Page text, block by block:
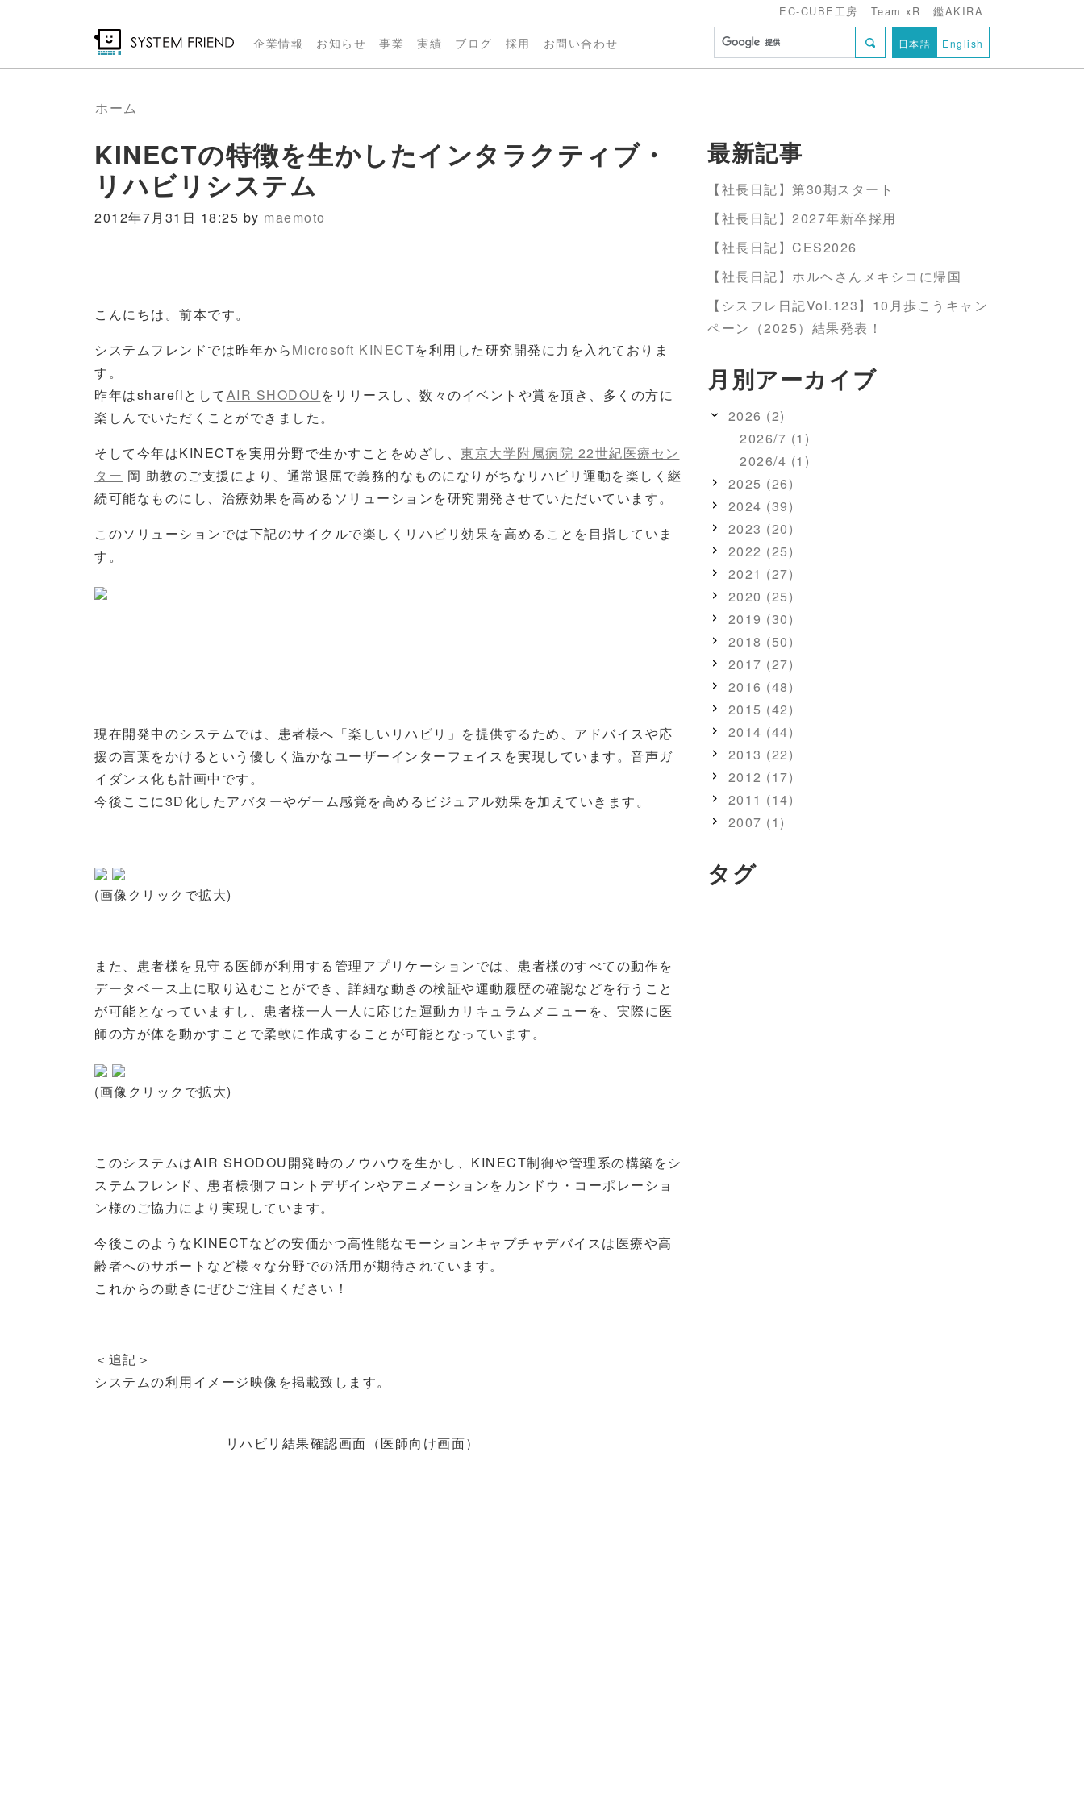
EC-CUBE工房 Team xR 鑑AKIRA
企業情報 お知らせ 事業 実績 ブログ 採用 お問い合わせ 日本語 English
ホーム
KINECTの特徴を生かしたインタラクティブ・
リハビリシステム
2012年7月31日 18:25 by maemoto
こんにちは。前本です。
システムフレンドでは昨年からMicrosoft KINECTを利用した研究開発に力を入れておりま
す。
昨年はshareflとしてAIR SHODOU をリリースし、数々のイベントや賞を頂き、多くの方に
楽しんでいただくことができました。
そして今年はKINECTを実用分野で生かすことをめざし、 東京大学附属病院 22世紀医療セン
ター 岡 助教のご支援により、通常退屈で義務的なものになりがちなリハビリ運動を楽しく継
続可能なものにし、治療効果を高めるソリューションを研究開発させていただいています。
このソリューションでは下記のサイクルで楽しくリハビリ効果を高めることを目指していま
す。
現在開発中のシステムでは、患者様へ「楽しいリハビリ」を提供するため、アドバイスや応
援の言葉をかけるという優しく温かなユーザーインターフェイスを実現しています。音声ガ
イダンス化も計画中です。
今後ここに3D化したアバターやゲーム感覚を高めるビジュアル効果を加えていきます。
(画像クリックで拡大)
また、患者様を見守る医師が利用する管理アプリケーションでは、患者様のすべての動作を
データベース上に取り込むことができ、詳細な動きの検証や運動履歴の確認などを行うこと
が可能となっていますし、患者様一人一人に応じた運動カリキュラムメニューを、実際に医
師の方が体を動かすことで柔軟に作成することが可能となっています。
(画像クリックで拡大)
このシステムはAIR SHODOU開発時のノウハウを生かし、KINECT制御や管理系の構築をシ
ステムフレンド、患者様側フロントデザインやアニメーションをカンドウ・コーポレーショ
ン様のご協力により実現しています。
今後このようなKINECTなどの安価かつ高性能なモーションキャプチャデバイスは医療や高
齢者へのサポートなど様々な分野での活用が期待されています。
これからの動きにぜひご注目ください！
＜追記＞
システムの利用イメージ映像を掲載致します。
リハビリ結果確認画面（医師向け画面）
最新記事
【社長日記】第30期スタート
【社長日記】2027年新卒採用
【社長日記】CES2026
【社長日記】ホルヘさんメキシコに帰国
【シスフレ日記Vol.123】10月歩こうキャン
ペーン（2025）結果発表！
月別アーカイブ
2026 (2)
2026/7 (1)
2026/4 (1)
2025 (26)
2024 (39)
2023 (20)
2022 (25)
2021 (27)
2020 (25)
2019 (30)
2018 (50)
2017 (27)
2016 (48)
2015 (42)
2014 (44)
2013 (22)
2012 (17)
2011 (14)
2007 (1)
タグ